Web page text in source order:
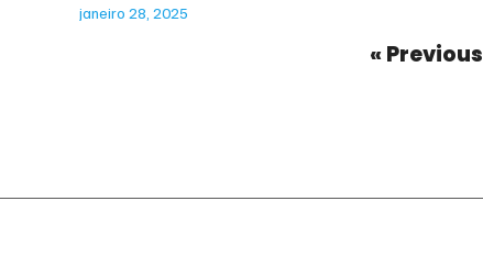
janeiro 28, 2025
« Previous